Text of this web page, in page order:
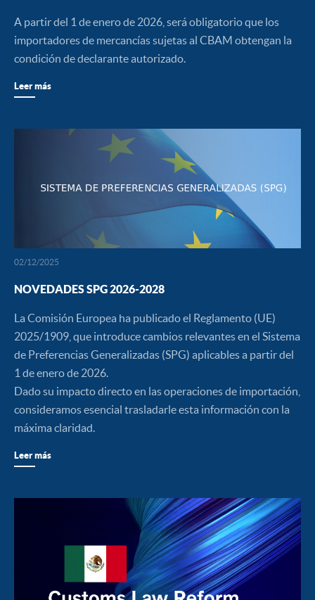
A partir del 1 de enero de 2026, será obligatorio que los
importadores de mercancías sujetas al CBAM obtengan la
condición de declarante autorizado.
Leer más
02/12/2025
NOVEDADES SPG 2026-2028
La Comisión Europea ha publicado el Reglamento (UE)
2025/1909, que introduce cambios relevantes en el Sistema
de Preferencias Generalizadas (SPG) aplicables a partir del
1 de enero de 2026.
Dado su impacto directo en las operaciones de importación,
consideramos esencial trasladarle esta información con la
máxima claridad.
Leer más